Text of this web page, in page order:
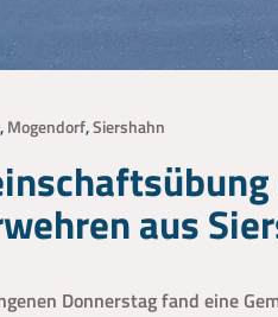
,Mogendorf,Siershahn
aus
Donnerstag fand eine